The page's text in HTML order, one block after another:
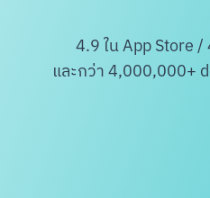
4.9 ใน App Store /
และกว่า 4,000,000+